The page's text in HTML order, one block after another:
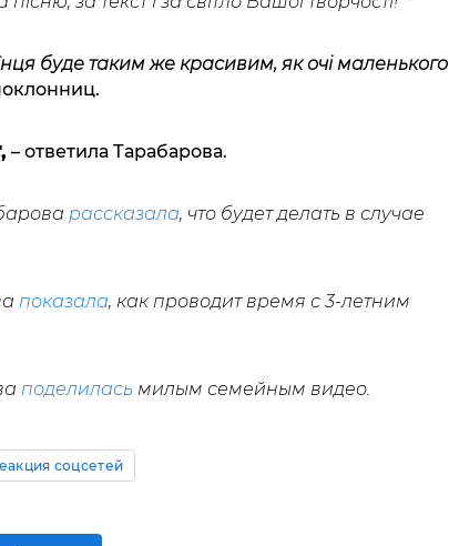
буде таким же красивим, як очі маленького
– ответила Тарабарова.
рассказала, что будет делать в случае
показала, как проводит время с 3-летним
поделилась милым семейным видео.
соцсетей